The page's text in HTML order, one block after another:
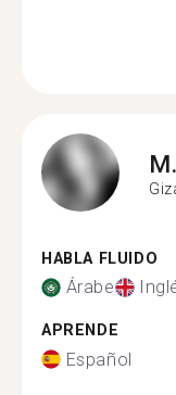
M.
HABLA FLUIDO
Árabe
APRENDE
Español